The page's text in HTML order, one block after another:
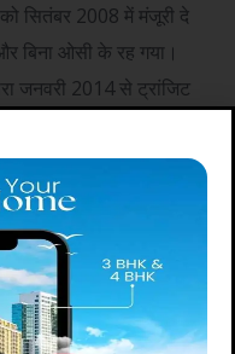
सितंबर 2008 में मंजूरी दे
बिना ओसी के रह गया।
जनवरी 2014 से ट्रांजिट
के तहत प्राप्त
ने शयनकक्षों और लिविंग
भवन के निर्मित क्षेत्र
बिल्डिंग में बदल दिया